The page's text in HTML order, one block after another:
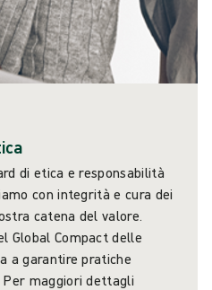
di etica e responsabilità
con integrità e cura dei
catena del valore.
Global Compact delle
a garantire pratiche
Per maggiori dettagli